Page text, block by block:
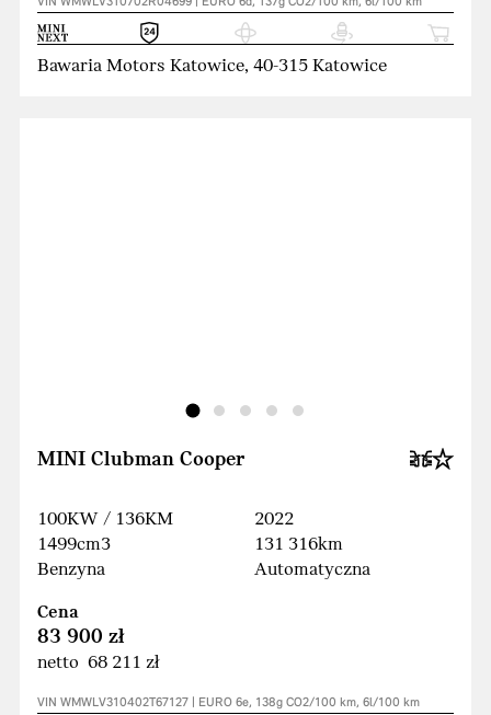
Bawaria Motors Katowice, 40-315 Katowice
MINI Clubman Cooper
100KW / 136KM
1499cm3
Benzyna
2022
131 316km
Automatyczna
Cena
83 900 zł
netto 68 211 zł
VIN WMWLV310402T67127 | EURO 6e, 138g CO2/100 km, 6l/100 km